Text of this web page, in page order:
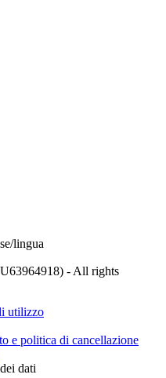
lingua
- All rights
utilizzo
e politica di cancellazione
dati